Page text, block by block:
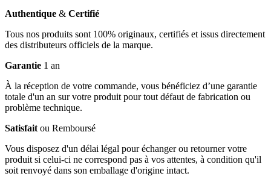
Authentique & Certifié
Tous nos produits sont 100% originaux, certifiés et issus directement
des distributeurs officiels de la marque.
Garantie 1 an
À la réception de votre commande, vous bénéficiez d’une garantie
totale d'un an sur votre produit pour tout défaut de fabrication ou
problème technique.
Satisfait ou Remboursé
Vous disposez d'un délai légal pour échanger ou retourner votre
produit si celui-ci ne correspond pas à vos attentes, à condition qu'il
soit renvoyé dans son emballage d'origine intact.